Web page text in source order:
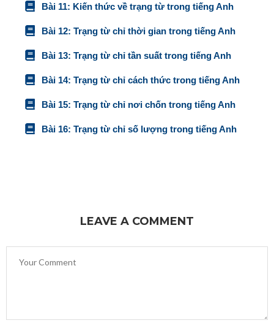
Bài 11: Kiến thức về trạng từ trong tiếng Anh
Bài 12: Trạng từ chỉ thời gian trong tiếng Anh
Bài 13: Trạng từ chỉ tần suất trong tiếng Anh
Bài 14: Trạng từ chỉ cách thức trong tiếng Anh
Bài 15: Trạng từ chỉ nơi chốn trong tiếng Anh
Bài 16: Trạng từ chỉ số lượng trong tiếng Anh
LEAVE A COMMENT